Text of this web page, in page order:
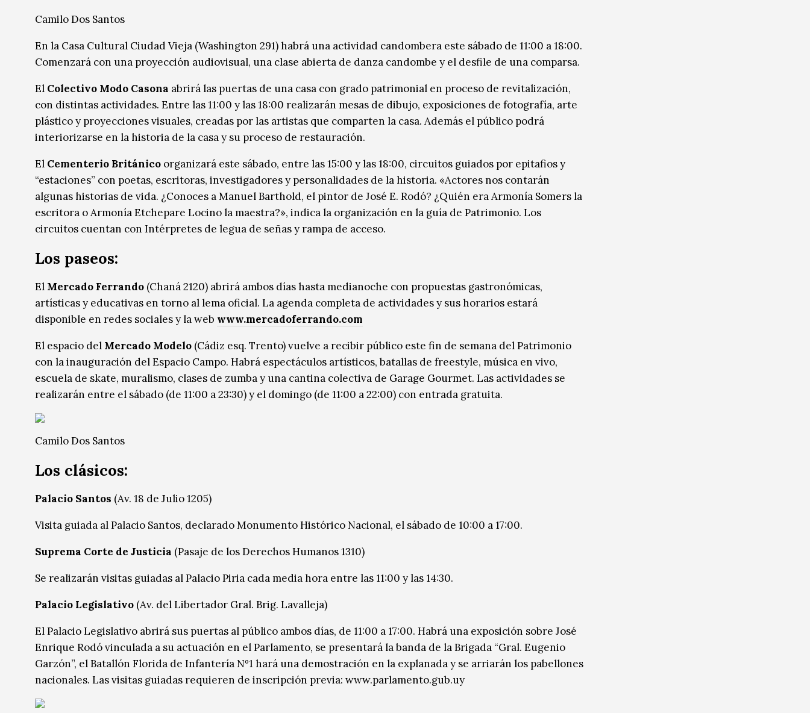
Camilo Dos Santos
En la Casa Cultural Ciudad Vieja (Washington 291) habrá una actividad candombera este sábado de 11:00 a 18:00.
Comenzará con una proyección audiovisual, una clase abierta de danza candombe y el desfile de una comparsa.
El Colectivo Modo Casona abrirá las puertas de una casa con grado patrimonial en proceso de revitalización,
con distintas actividades. Entre las 11:00 y las 18:00 realizarán mesas de dibujo, exposiciones de fotografía, arte
plástico y proyecciones visuales, creadas por las artistas que comparten la casa. Además el público podrá
interiorizarse en la historia de la casa y su proceso de restauración.
El Cementerio Británico organizará este sábado, entre las 15:00 y las 18:00, circuitos guiados por epitafios y
“estaciones” con poetas, escritoras, investigadores y personalidades de la historia. «Actores nos contarán
algunas historias de vida. ¿Conoces a Manuel Barthold, el pintor de José E. Rodó? ¿Quién era Armonía Somers la
escritora o Armonía Etchepare Locino la maestra?», indica la organización en la guía de Patrimonio. Los
circuitos cuentan con Intérpretes de legua de señas y rampa de acceso.
Los paseos:
El Mercado Ferrando (Chaná 2120) abrirá ambos días hasta medianoche con propuestas gastronómicas,
artísticas y educativas en torno al lema oficial. La agenda completa de actividades y sus horarios estará
disponible en redes sociales y la web www.mercadoferrando.com
El espacio del Mercado Modelo (Cádiz esq. Trento) vuelve a recibir público este fin de semana del Patrimonio
con la inauguración del Espacio Campo. Habrá espectáculos artísticos, batallas de freestyle, música en vivo,
escuela de skate, muralismo, clases de zumba y una cantina colectiva de Garage Gourmet. Las actividades se
realizarán entre el sábado (de 11:00 a 23:30) y el domingo (de 11:00 a 22:00) con entrada gratuita.
Camilo Dos Santos
Los clásicos:
Palacio Santos (Av. 18 de Julio 1205)
Visita guiada al Palacio Santos, declarado Monumento Histórico Nacional, el sábado de 10:00 a 17:00.
Suprema Corte de Justicia (Pasaje de los Derechos Humanos 1310)
Se realizarán visitas guiadas al Palacio Piria cada media hora entre las 11:00 y las 14:30.
Palacio Legislativo (Av. del Libertador Gral. Brig. Lavalleja)
El Palacio Legislativo abrirá sus puertas al público ambos días, de 11:00 a 17:00. Habrá una exposición sobre José
Enrique Rodó vinculada a su actuación en el Parlamento, se presentará la banda de la Brigada “Gral. Eugenio
Garzón”, el Batallón Florida de Infantería Nº1 hará una demostración en la explanada y se arriarán los pabellones
nacionales. Las visitas guiadas requieren de inscripción previa: www.parlamento.gub.uy